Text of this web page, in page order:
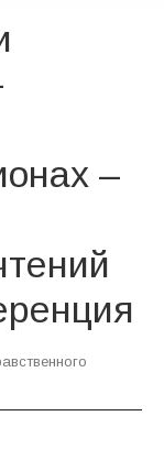
–